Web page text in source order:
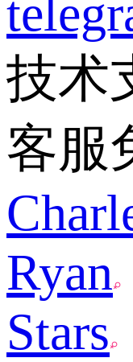
技术
客服
Ryan
Stars